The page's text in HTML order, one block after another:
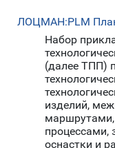
ЛОЦМАН:PLM
Набор
(далее ТПП)
изделий,
маршрутами,
процессами,
оснастки и